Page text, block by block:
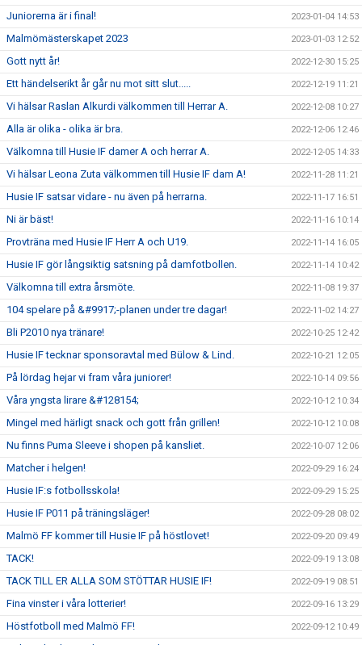
Juniorerna är i final! 2023-01-04 14:53
Malmömästerskapet 2023 2023-01-03 12:52
Gott nytt år! 2022-12-30 15:25
Ett händelserikt år går nu mot sitt slut..... 2022-12-19 11:21
Vi hälsar Raslan Alkurdi välkommen till Herrar A. 2022-12-08 10:27
Alla är olika - olika är bra. 2022-12-06 12:46
Välkomna till Husie IF damer A och herrar A. 2022-12-05 14:33
Vi hälsar Leona Zuta välkommen till Husie IF dam A! 2022-11-28 11:21
Husie IF satsar vidare - nu även på herrarna. 2022-11-17 16:51
Ni är bäst! 2022-11-16 10:14
Provträna med Husie IF Herr A och U19. 2022-11-14 16:05
Husie IF gör långsiktig satsning på damfotbollen. 2022-11-14 10:42
Välkomna till extra årsmöte. 2022-11-08 19:37
104 spelare på &#9917;-planen under tre dagar! 2022-11-02 14:27
Bli P2010 nya tränare! 2022-10-25 12:42
Husie IF tecknar sponsoravtal med Bülow & Lind. 2022-10-21 12:05
På lördag hejar vi fram våra juniorer! 2022-10-14 09:56
Våra yngsta lirare &#128154; 2022-10-12 10:34
Mingel med härligt snack och gott från grillen! 2022-10-12 10:08
Nu finns Puma Sleeve i shopen på kansliet. 2022-10-07 12:06
Matcher i helgen! 2022-09-29 16:24
Husie IF:s fotbollsskola! 2022-09-29 15:25
Husie IF P011 på träningsläger! 2022-09-28 08:02
Malmö FF kommer till Husie IF på höstlovet! 2022-09-20 09:49
TACK! 2022-09-19 13:08
TACK TILL ER ALLA SOM STÖTTAR HUSIE IF! 2022-09-19 08:51
Fina vinster i våra lotterier! 2022-09-16 13:29
Höstfotboll med Malmö FF! 2022-09-12 10:49